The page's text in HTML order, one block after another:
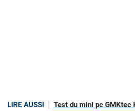
LIRE AUSSI
Test du mini pc GMKtec